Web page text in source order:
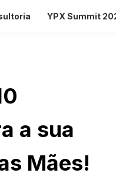
YPX Summit
a sua
Mães!